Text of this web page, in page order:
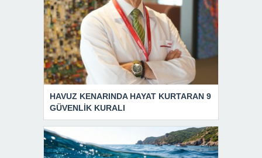
HAVUZ KENARINDA HAYAT KURTARAN 9
GÜVENLİK KURALI